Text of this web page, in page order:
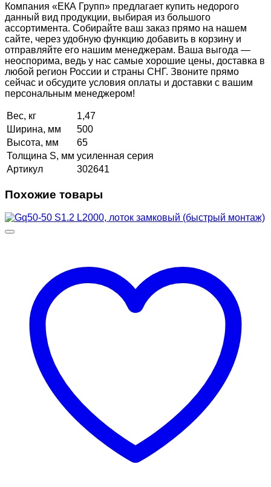
Компания «ЕКА Групп» предлагает купить недорого
данный вид продукции, выбирая из большого
ассортимента. Собирайте ваш заказ прямо на нашем
сайте, через удобную функцию добавить в корзину и
отправляйте его нашим менеджерам. Ваша выгода —
неоспорима, ведь у нас самые хорошие цены, доставка в
любой регион России и страны СНГ. Звоните прямо
сейчас и обсудите условия оплаты и доставки с вашим
персональным менеджером!
Вес, кг
1,47
Ширина, мм
500
Высота, мм
65
Толщина S, мм усиленная серия
Артикул
302641
Похожие товары